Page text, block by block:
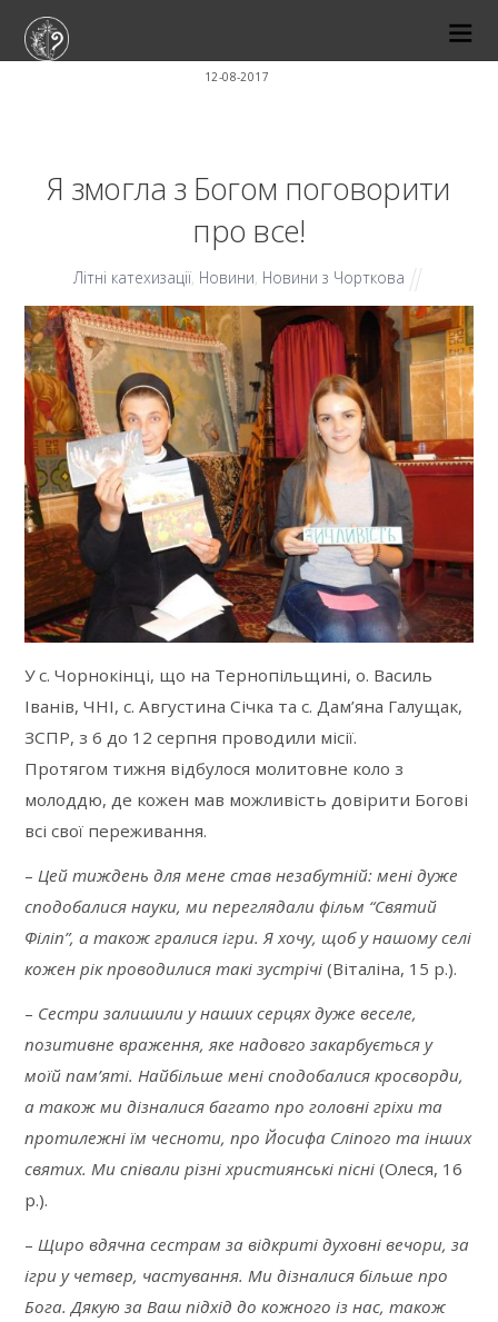
12-08-2017
Я змогла з Богом поговорити
про все!
Літні катехизації Новини Новини з Чорткова
У с. Чорнокінці, що на Тернопільщині, о. Василь
Іванів, ЧНІ, с. Августина Січка та с. Дам’яна Галущак,
ЗСПР, з 6 до 12 серпня проводили місії.
Протягом тижня відбулося молитовне коло з
молоддю, де кожен мав можливість довірити Богові
всі свої переживання.
– Цей тиждень для мене став незабутній: мені дуже
сподобалися науки, ми переглядали фільм “Святий
Філіп”, а також гралися ігри. Я хочу, щоб у нашому селі
кожен рік проводилися такі зустрічі (Віталіна, 15 р.).
– Сестри залишили у наших серцях дуже веселе,
позитивне враження, яке надовго закарбується у
моїй пам’яті. Найбільше мені сподобалися кросворди,
а також ми дізналися багато про головні гріхи та
протилежні їм чесноти, про Йосифа Сліпого та інших
святих. Ми співали різні християнські пісні (Олеся, 16
р.).
– Щиро вдячна сестрам за відкриті духовні вечори, за
ігри у четвер, частування. Ми дізналися більше про
Бога. Дякую за Ваш підхід до кожного із нас, також